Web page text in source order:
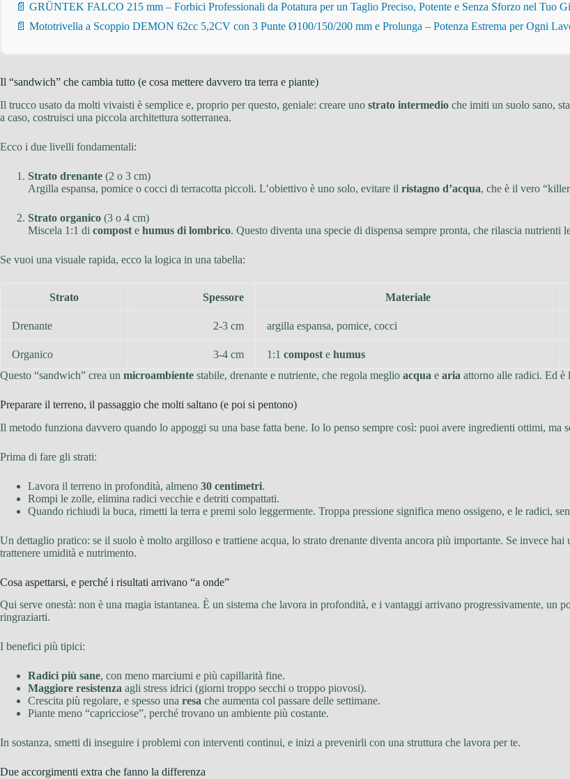
📄 GRÜNTEK FALCO 215 mm – Forbici Professionali da Potatura per un Taglio Preciso, Potente e Senza Sforzo nel Tuo
📄 Mototrivella a Scoppio DEMON 62cc 5,2CV con 3 Punte Ø100/150/200 mm e Prolunga – Potenza Estrema per Ogni
Il “sandwich” che cambia tutto (e cosa mettere davvero tra terra e piante)
Il trucco usato da molti vivaisti è semplice e, proprio per questo, geniale: creare uno strato intermedio che imiti un suolo sano,
a caso, costruisci una piccola architettura sotterranea.
Ecco i due livelli fondamentali:
Strato drenante (2 o 3 cm)
Argilla espansa, pomice o cocci di terracotta piccoli. L’obiettivo è uno solo, evitare il ristagno d’acqua, che è il vero
Strato organico (3 o 4 cm)
Miscela 1:1 di compost e humus di lombrico. Questo diventa una specie di dispensa sempre pronta, che rilascia nutrienti
Se vuoi una visuale rapida, ecco la logica in una tabella:
Strato Spessore Materiale
Drenante 2-3 cm argilla espansa, pomice, cocci
Organico 3-4 cm 1:1 compost e humus
Questo “sandwich” crea un microambiente stabile, drenante e nutriente, che regola meglio acqua e aria attorno alle radici. Ed è
Preparare il terreno, il passaggio che molti saltano (e poi si pentono)
Il metodo funziona davvero quando lo appoggi su una base fatta bene. Io lo penso sempre così: puoi avere ingredienti ottimi, ma
Prima di fare gli strati:
Lavora il terreno in profondità, almeno 30 centimetri.
Rompi le zolle, elimina radici vecchie e detriti compattati.
Quando richiudi la buca, rimetti la terra e premi solo leggermente. Troppa pressione significa meno ossigeno, e le radici,
Un dettaglio pratico: se il suolo è molto argilloso e trattiene acqua, lo strato drenante diventa ancora più importante. Se invece
trattenere umidità e nutrimento.
Cosa aspettarsi, e perché i risultati arrivano “a onde”
Qui serve onestà: non è una magia istantanea. È un sistema che lavora in profondità, e i vantaggi arrivano progressivamente, un
ringraziarti.
I benefici più tipici:
Radici più sane, con meno marciumi e più capillarità fine.
Maggiore resistenza agli stress idrici (giorni troppo secchi o troppo piovosi).
Crescita più regolare, e spesso una resa che aumenta col passare delle settimane.
Piante meno “capricciose”, perché trovano un ambiente più costante.
In sostanza, smetti di inseguire i problemi con interventi continui, e inizi a prevenirli con una struttura che lavora per te.
Due accorgimenti extra che fanno la differenza